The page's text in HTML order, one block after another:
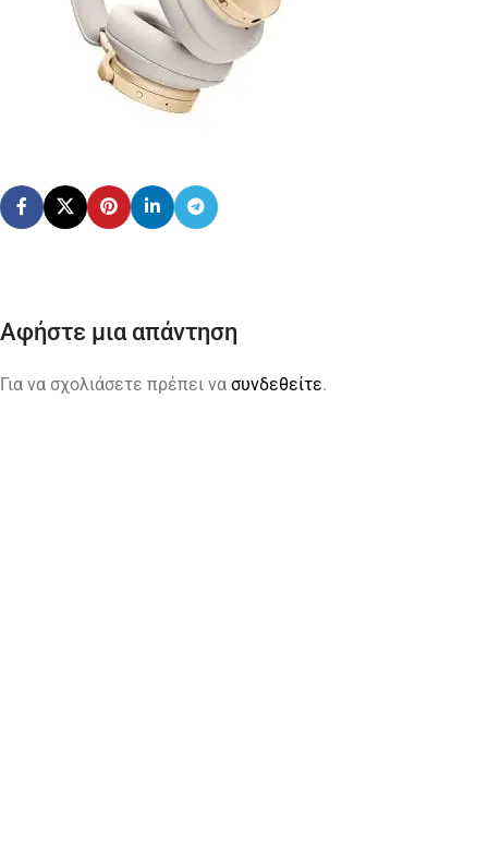
Αφήστε μια απάντηση
Για να σχολιάσετε πρέπει να συνδεθείτε.